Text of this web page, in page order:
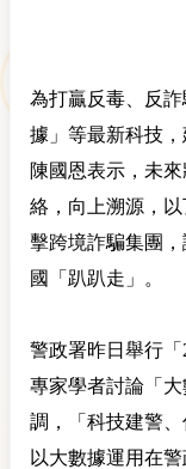
為打贏反毒、反
據」等最新科技
陳國恩表示，未
絡，向上溯源，
擊跨境詐騙集團
國「趴趴走」。
警政署昨日舉行
專家學者討論「
調，「科技建警
以大數據運用在